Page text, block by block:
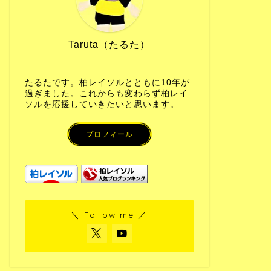
Taruta（たるた）
たるたです。柏レイソルとともに10年が
過ぎました。これからも変わらず柏レイ
ソルを応援していきたいと思います。
プロフィール
＼ Follow me ／